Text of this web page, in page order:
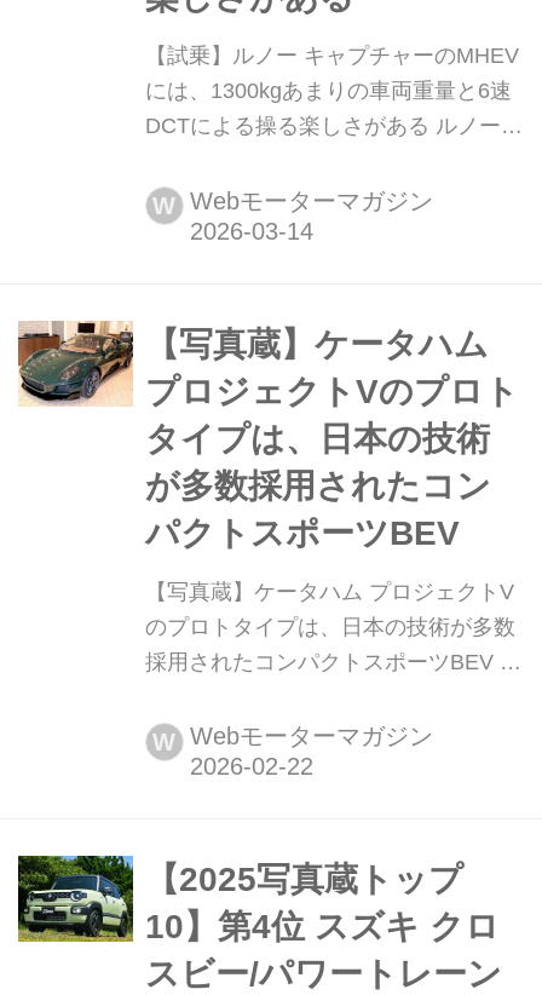
【試乗】ルノー キャプチャーのMHEV
には、1300kgあまりの車両重量と6速
DCTによる操る楽しさがある ルノーの
2025年夏にマイナーチェンジを受けた
ことを機に設定されたマイルドハイブ
象を報告しておこう。(写真:平野 陽)
W Webモーターマガジン
【写真蔵】ケータハム
プロジェクトVのプロト
タイプは、日本の技術
が多数採用されたコン
パクトスポーツBEV
【写真蔵】ケータハム プロジェクトV
のプロトタイプは、日本の技術が多数
採用されたコンパクトスポーツBEV ケ
予定のEVスポーツカーが、プロジェク
トVだ。そのディテールをケータハム
W Webモーターマガジン
【2025写真蔵トップ
10】第4位 スズキ クロ
スビー/パワートレーン